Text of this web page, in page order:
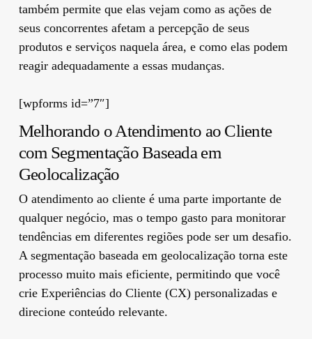
também permite que elas vejam como as ações de
seus concorrentes afetam a percepção de seus
produtos e serviços naquela área, e como elas podem
reagir adequadamente a essas mudanças.
[wpforms id=”7″]
Melhorando o Atendimento ao Cliente
com Segmentação Baseada em
Geolocalização
O atendimento ao cliente é uma parte importante de
qualquer negócio, mas o tempo gasto para monitorar
tendências em diferentes regiões pode ser um desafio.
A segmentação baseada em geolocalização torna este
processo muito mais eficiente, permitindo que você
crie Experiências do Cliente (CX) personalizadas e
direcione conteúdo relevante.